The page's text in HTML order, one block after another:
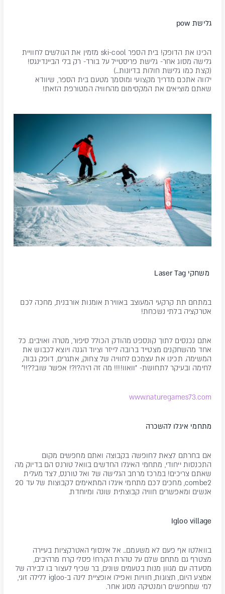
גלישת pow
הכינו את הדופק! בית הספר ski-cool מזמין את הגולשים לחוויית
גלישה מסוג אחר- גלישת פריסטייל על בורד- רק בלי הביינדינגס!
(קצת כמו גלישת חולות בדיונות...)
ילווה אתכם מדריך מקצועי ומוסמך מטעם בית הספר, שיוודא
שאתם מוציאים את המקסימום מהחוויה המטורפת הזאת!
משחקיLaser Tag
במתחם תת קרקעי המעוצב באווירת אומנות אורבנית, מחכה לכם
אטרקציה בלתי נשכחת!
אתם נכנסים לתוך קונספט מהודק הכולל סיפור, מטרה ואויבים. כל
אחד מהשחקנים מצטייד ברובה לייזר וציוד הגנה ויוצא לכבוש את
המשימה. תכינו את עצמכם לחוויה של צחוק, אתגרים, דופק גבוה,
לחימה ובעיקר לתחושת- "וואוו!!!! מה זה היה?!?! אפשר שוב??!!"
www.naturegames73.com
מתחמי איגלו להשכרה
אם בחרתם לצאת לחופשה בקבוצה ואתם מחפשים מקום
התכנסות ייחודי, מתחמי האיגלו החדשים בוואל טורנס הם בדיוק מה
שאתם צריכים! במרכז מרחב הגלישה של ואל טורנס, לצד מעלית
combe2, מחכים לכם מתחמי איגלו המתאימים לקבוצות של עד 20
אנשים ומאפשרים חוויה קבוצתית שונה ומיוחדת.
Igloo village
בוואלטו אף פעם לא משעמם... אל אינסוף האטרקציות בעיירה
מצטרף גם מתחם שלם על טהרת הקרח! פסלי קרח מרהיבים,
מסעדה עם מגוון מנות בטעמים שונים, בר שכיף לעצור בו לבירה של
אמצע היום, תצוגות, חוויות ואפילו אופציית לינה ב-igloo ללילה זוגי,
למי שמחפשים רומנטיקה מסוג אחר.